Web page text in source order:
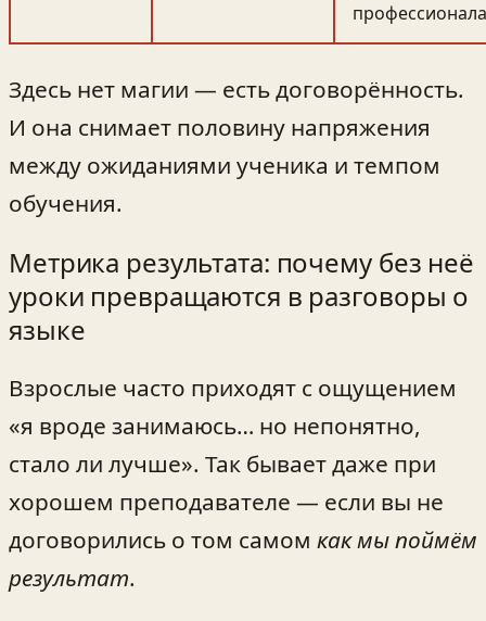
профессионала
Здесь нет магии — есть договорённость.
И она снимает половину напряжения
между ожиданиями ученика и темпом
обучения.
Метрика результата: почему без неё
уроки превращаются в разговоры о
языке
Взрослые часто приходят с ощущением
«я вроде занимаюсь… но непонятно,
стало ли лучше». Так бывает даже при
хорошем преподавателе — если вы не
договорились о том самом как мы поймём
результат.